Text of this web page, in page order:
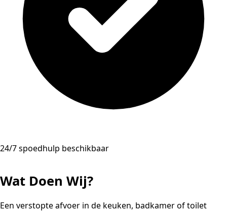
24/7 spoedhulp beschikbaar
Wat Doen Wij?
Een verstopte afvoer in de keuken, badkamer of toilet